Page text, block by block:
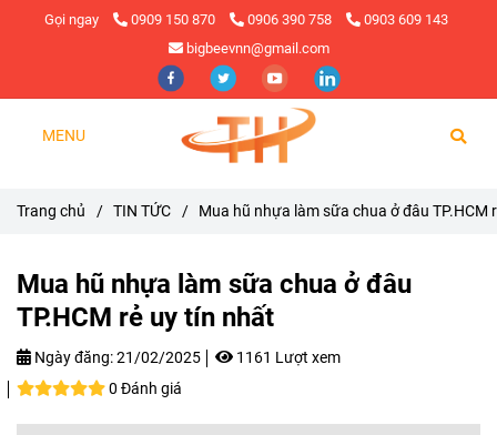
Gọi ngay 0909 150 870 0906 390 758
0903 609 143
bigbeevnn@gmail.com
MENU
Trang chủ / TIN TỨC / Mua hũ nhựa làm sữa chua ở đâu TP.HCM
Mua hũ nhựa làm sữa chua ở đâu
TP.HCM rẻ uy tín nhất
Ngày đăng:21/02/2025
1161 Lượt xem
0 Đánh giá